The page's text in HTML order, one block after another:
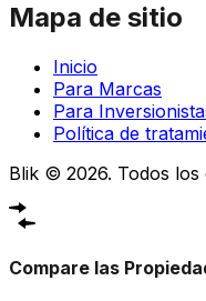
Mapa de sitio
Inicio
Para Marcas
Para
Política de
Blik © 2026. Todos los
Compare las